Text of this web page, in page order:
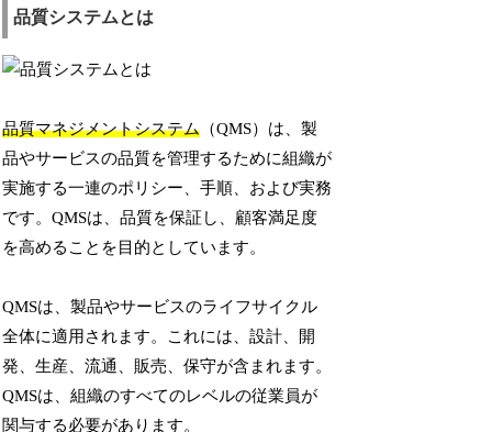
品質システムとは
品質マネジメントシステム （QMS）は、製
品やサービスの品質を管理するために組織が
実施する一連のポリシー、手順、および実務
です。QMSは、品質を保証し、顧客満足度
を高めることを目的としています。
QMSは、製品やサービスのライフサイクル
全体に適用されます。これには、設計、開
発、生産、流通、販売、保守が含まれます。
QMSは、組織のすべてのレベルの従業員が
関与する必要があります。